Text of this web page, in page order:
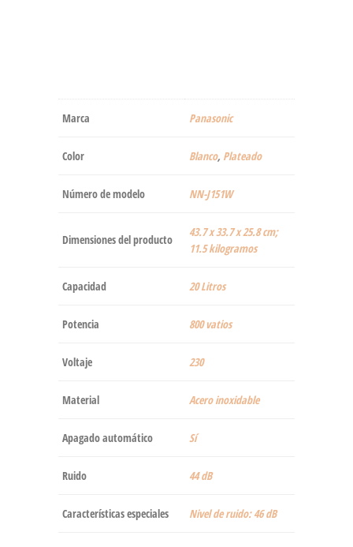
Marca ‎Panasonic
Color ‎Blanco, ‎Plateado
Número de modelo ‎NN-J151W
Dimensiones del producto
‎43.7 x 33.7 x 25.8 cm;
11.5 kilogramos
Capacidad ‎20 Litros
Potencia ‎800 vatios
Voltaje ‎230
Material ‎Acero inoxidable
Apagado automático ‎Sí
Ruido ‎44 dB
Características especiales ‎Nivel de ruido: 46 dB